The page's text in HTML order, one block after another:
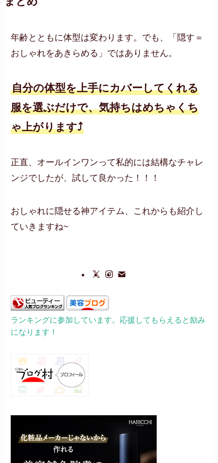
年齢とともに体型は変わります。でも、「隠す＝
おしゃれをあきらめる」ではありません。
自分の体型を上手にカバーしてくれる
服を選ぶだけで、気持ちはめちゃくち
ゃ上がります⤴
正直、オールインワンって私的には結構なチャレ
ンジでしたが、試して良かった！！！
おしゃれに隠せる神アイテム、これからも紹介し
ていきますね~
ランキングに参加しています。応援してもらえると励み
になります！